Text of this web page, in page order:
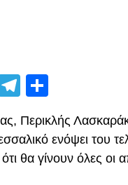
Telegram
Περικλής
ενόψει του
θα γίνουν όλες οι